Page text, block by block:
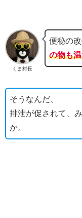
くま村長
便秘の
の物も
そうなんだ、
排泄が促されて、
か。